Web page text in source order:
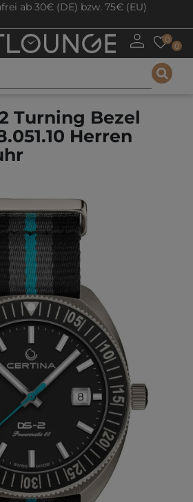
ab 30€ (DE) bzw. 75€ (EU)
0
0
Turning Bezel
Herren